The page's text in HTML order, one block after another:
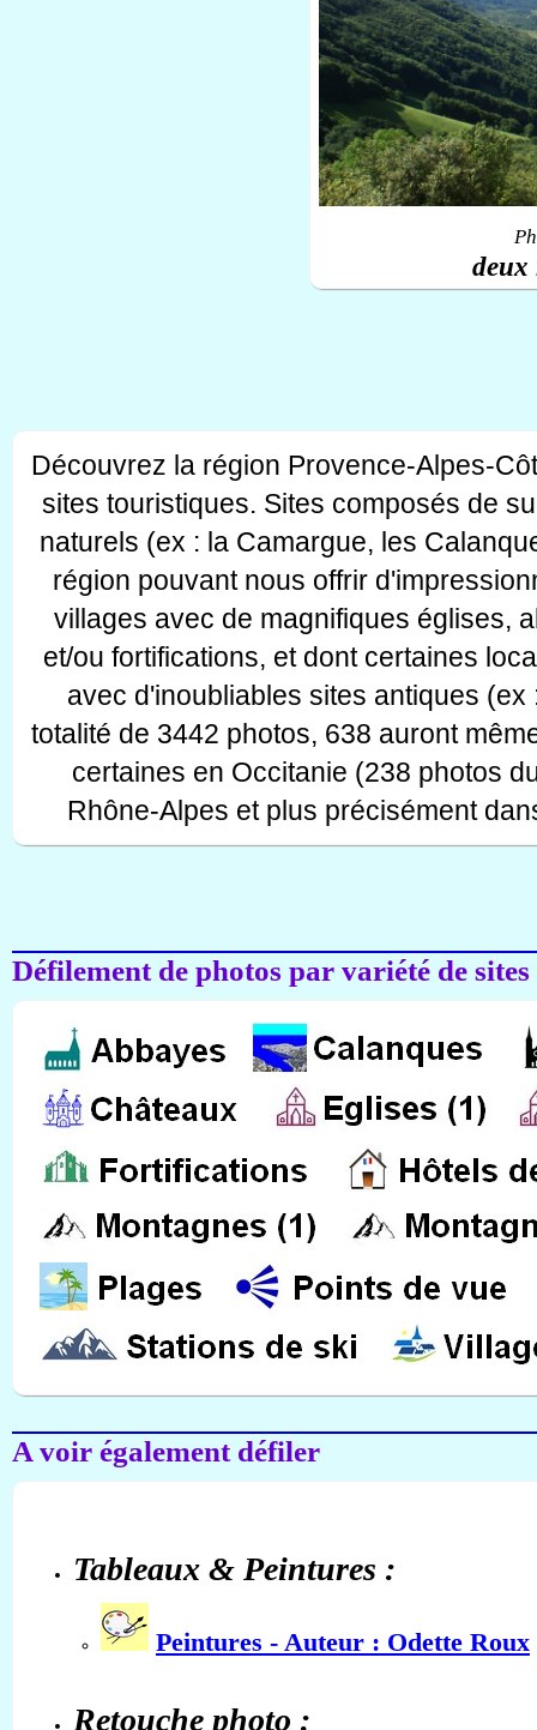
deux
Découvrez la région Provence-Alpes-
sites touristiques. Sites composés de
naturels (ex : la Camargue, les
région pouvant nous offrir
villages avec de magnifiques églises,
et/ou fortifications, et dont certaines
avec d'inoubliables sites antiques
totalité de 3442 photos, 638 auront
certaines en Occitanie (238 photos
Rhône-Alpes et plus précisément
Défilement de photos par variété de
A voir également défiler
Tableaux & Peintures :
Peintures - Auteur : Odette Roux
Retouche photo :